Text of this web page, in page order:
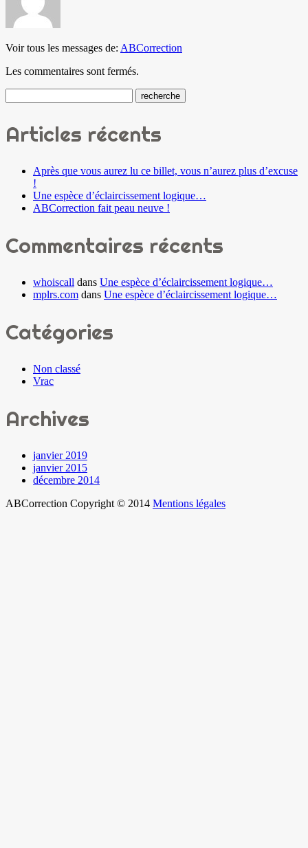
Voir tous les messages de: ABCorrection
Les commentaires sont fermés.
Articles récents
Après que vous aurez lu ce billet, vous n’aurez plus d’excuse
!
Une espèce d’éclaircissement logique…
ABCorrection fait peau neuve !
Commentaires récents
whoiscall dans Une espèce d’éclaircissement logique…
mplrs.com dans Une espèce d’éclaircissement logique…
Catégories
Non classé
Vrac
Archives
janvier 2019
janvier 2015
décembre 2014
ABCorrection Copyright © 2014 Mentions légales